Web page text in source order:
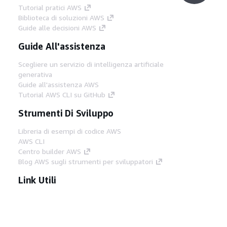
Tutorial pratici AWS
Biblioteca di soluzioni AWS
Guide alle decisioni AWS
Guide All'assistenza
Scegliere un servizio di intelligenza artificiale
generativa
Guide all'assistenza AWS
Tutorial AWS CLI su GitHub
Strumenti Di Sviluppo
Libreria di esempi di codice AWS
AWS CLI
Centro builder AWS
Blog AWS sugli strumenti per sviluppatori
Link Utili